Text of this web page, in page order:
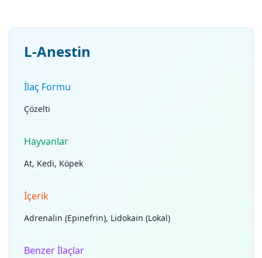
L-Anestin
İlaç Formu
Çözelti
Hayvanlar
At, Kedi, Köpek
İçerik
Adrenalin (Epinefrin), Lidokain (Lokal)
Benzer İlaçlar